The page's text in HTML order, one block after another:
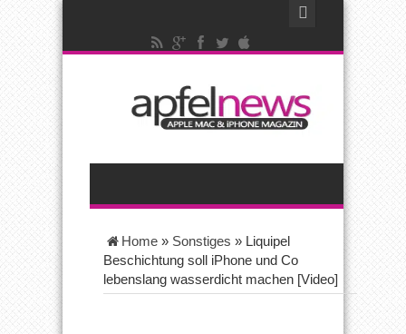
Home » Sonstiges » Liquipel
Beschichtung soll iPhone und Co
lebenslang wasserdicht machen [Video]